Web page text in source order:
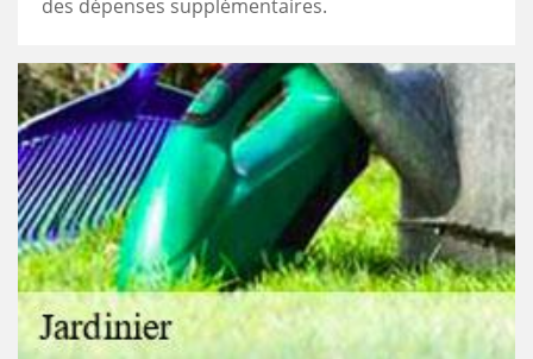
des dépenses supplémentaires.